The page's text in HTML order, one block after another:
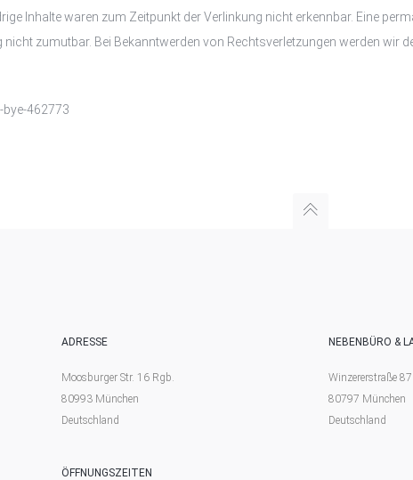
Inhalte waren zum Zeitpunkt der Verlinkung nicht erkennbar. Eine
zumutbar. Bei Bekanntwerden von Rechtsverletzungen werden wir
462773
ADRESSE
Moosburger Str. 16 Rgb.
80993 München
Deutschland
ÖFFNUNGSZEITEN
NEBENBÜRO &
Winzererstraße 87
80797 München
Deutschland